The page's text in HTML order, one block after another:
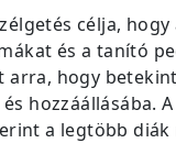
célja,
és a tanító
arra, hogy
hozzáállásába.
a legtöbb